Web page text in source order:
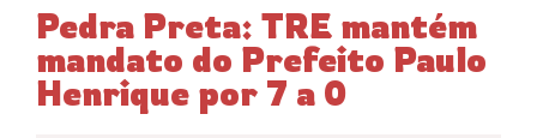
Pedra Preta: TRE mantém
mandato do Prefeito Paulo
Henrique por 7 a 0